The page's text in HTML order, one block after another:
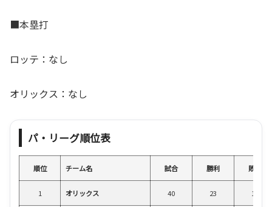
■本塁打
ロッテ：なし
オリックス：なし
パ・リーグ順位表
順位 チーム名 試合 勝利 敗戦
1 オリックス 40 23 17